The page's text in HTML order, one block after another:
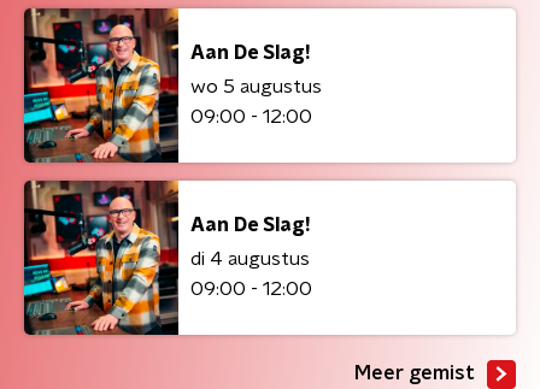
Aan De Slag!
wo 5 augustus
09:00 - 12:00
Aan De Slag!
di 4 augustus
09:00 - 12:00
Meer gemist